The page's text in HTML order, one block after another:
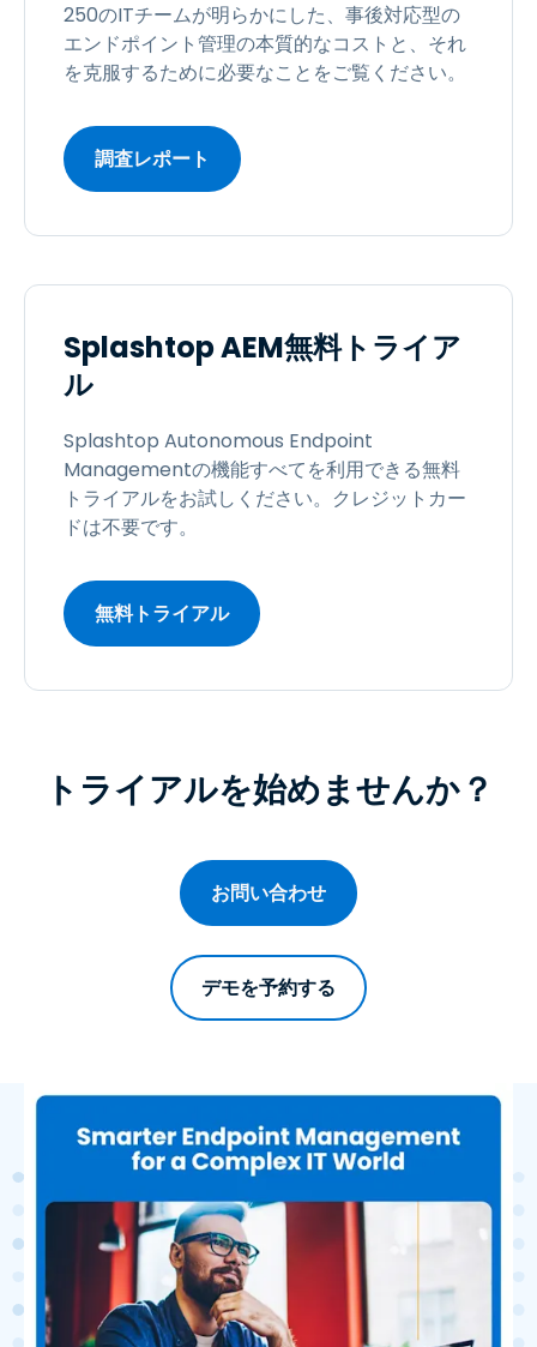
250のITチームが明らかにした、事後対応型の
エンドポイント管理の本質的なコストと、それ
を克服するために必要なことをご覧ください。
調査レポート
Splashtop AEM無料トライア
ル
Splashtop Autonomous Endpoint
Managementの機能すべてを利用できる無料
トライアルをお試しください。クレジットカー
ドは不要です。
無料トライアル
トライアルを始めませんか？
お問い合わせ
デモを予約する